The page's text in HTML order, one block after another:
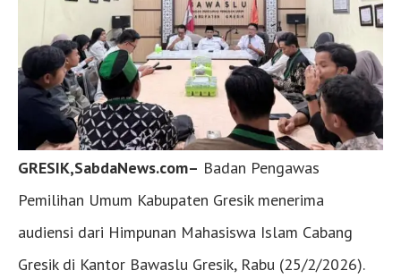
GRESIK,SabdaNews.com– Badan Pengawas
Pemilihan Umum Kabupaten Gresik menerima
audiensi dari Himpunan Mahasiswa Islam Cabang
Gresik di Kantor Bawaslu Gresik, Rabu (25/2/2026).